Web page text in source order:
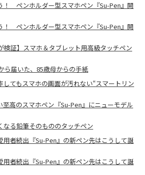
！ ペンホルダー型スマホペン『Su-Pen』開
！ ペンホルダー型スマホペン『Su-Pen』開
検証】スマホ＆タブレット用高級タッチペン
ら届いた、85歳母からの手紙
してもスマホの画面が汚れない“スマートリン
高のスマホペン『Su-Pen』にニューモデル
なる鉛筆そのもののタッチペン
用者続出『Su-Pen』の新ペン先はこうして誕
用者続出『Su-Pen』の新ペン先はこうして誕